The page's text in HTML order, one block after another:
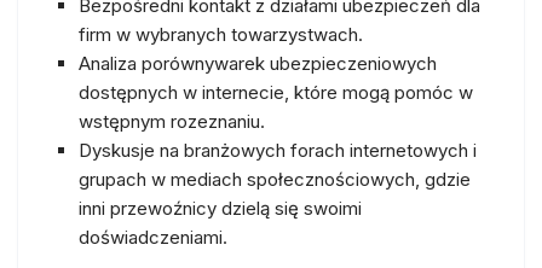
Bezpośredni kontakt z działami ubezpieczeń dla
firm w wybranych towarzystwach.
Analiza porównywarek ubezpieczeniowych
dostępnych w internecie, które mogą pomóc w
wstępnym rozeznaniu.
Dyskusje na branżowych forach internetowych i
grupach w mediach społecznościowych, gdzie
inni przewoźnicy dzielą się swoimi
doświadczeniami.